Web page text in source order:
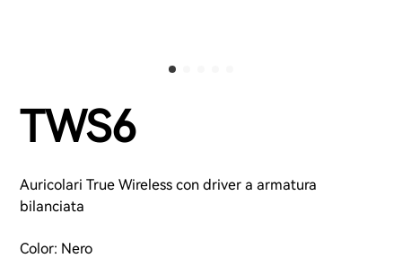
TWS6
Auricolari True Wireless con driver a armatura
bilanciata
Color: Nero